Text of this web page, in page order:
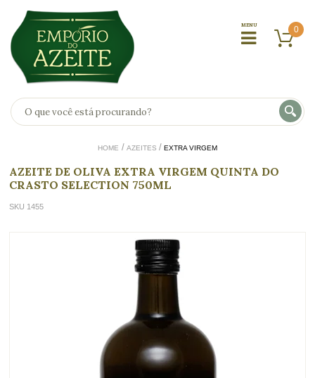
0
HOME AZEITES EXTRA VIRGEM
AZEITE DE OLIVA EXTRA VIRGEM QUINTA DO
CRASTO SELECTION 750ML
SKU 1455